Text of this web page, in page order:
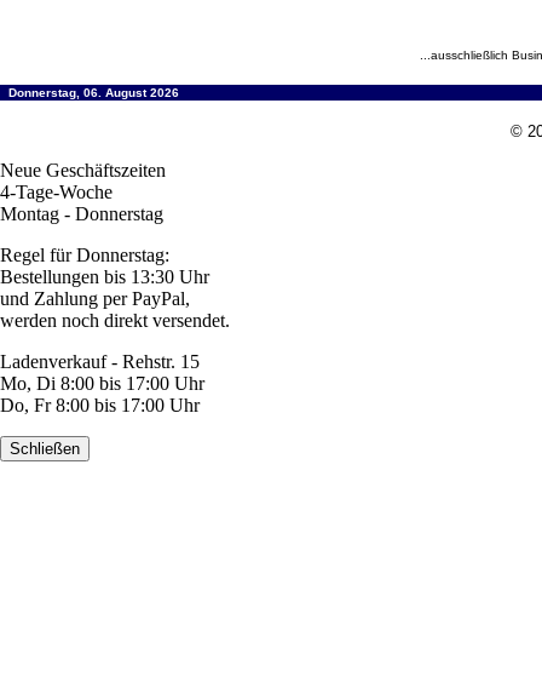
...ausschließlich
Donnerstag, 06. August 2026
©
Neue Geschäftszeiten
4-Tage-Woche
Montag - Donnerstag
Regel für Donnerstag:
Bestellungen bis 13:30 Uhr
und Zahlung per PayPal,
werden noch direkt versendet.
Ladenverkauf - Rehstr. 15
Mo, Di 8:00 bis 17:00 Uhr
Do, Fr 8:00 bis 17:00 Uhr
Schließen